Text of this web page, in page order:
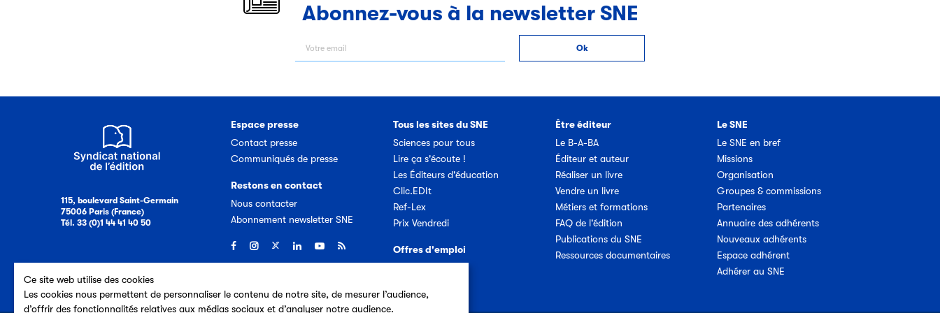
Ce site web utilise des cookies
Les cookies nous permettent de personnaliser le contenu de notre site, de mesurer l’audience,
d’offrir des fonctionnalités relatives aux médias sociaux et d’analyser notre audience.
Abonnez-vous à la newsletter SNE
115, boulevard Saint-Germain
75006 Paris (France)
Tél. 33 (0)1 44 41 40 50
Espace presse
Contact presse
Communiqués de presse
Restons en contact
Nous contacter
Abonnement newsletter SNE
Tous les sites du SNE
Sciences pour tous
Lire ça s'écoute !
Les Éditeurs d'éducation
Clic.EDIt
Ref-Lex
Prix Vendredi
Offres d'emploi
Être éditeur
Le B-A-BA
Éditeur et auteur
Réaliser un livre
Vendre un livre
Métiers et formations
FAQ de l'édition
Publications du SNE
Ressources documentaires
Le SNE
Le SNE en bref
Missions
Organisation
Groupes & commissions
Partenaires
Annuaire des adhérents
Nouveaux adhérents
Espace adhérent
Adhérer au SNE